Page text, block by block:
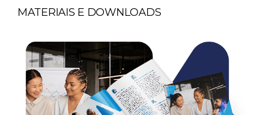
MATERIAIS E DOWNLOADS